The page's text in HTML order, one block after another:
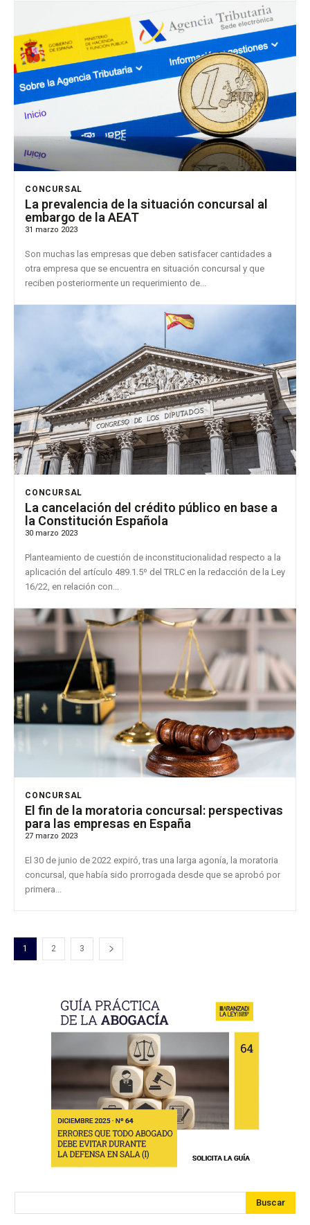
CONCURSAL
La prevalencia de la situación concursal al
embargo de la AEAT
31 marzo 2023
Son muchas las empresas que deben satisfacer cantidades a
otra empresa que se encuentra en situación concursal y que
reciben posteriormente un requerimiento de...
CONCURSAL
La cancelación del crédito público en base a
la Constitución Española
30 marzo 2023
Planteamiento de cuestión de inconstitucionalidad respecto a la
aplicación del artículo 489.1.5º del TRLC en la redacción de la Ley
16/22, en relación con...
CONCURSAL
El fin de la moratoria concursal: perspectivas
para las empresas en España
27 marzo 2023
El 30 de junio de 2022 expiró, tras una larga agonía, la moratoria
concursal, que había sido prorrogada desde que se aprobó por
primera...
1 2 3
Buscar